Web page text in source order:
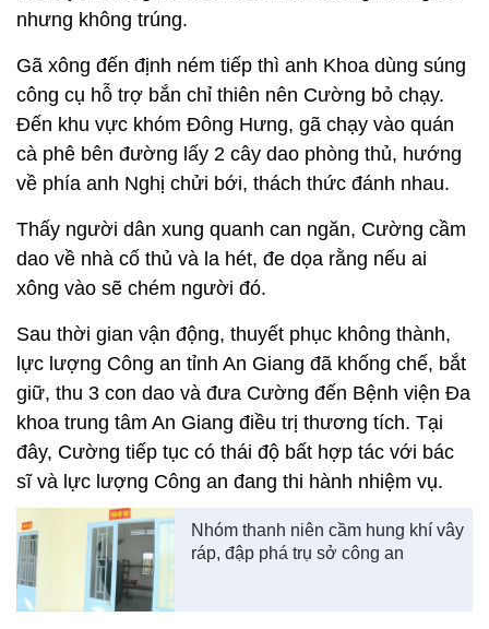
nhưng không trúng.
Gã xông đến định ném tiếp thì anh Khoa dùng súng
công cụ hỗ trợ bắn chỉ thiên nên Cường bỏ chạy.
Đến khu vực khóm Đông Hưng, gã chạy vào quán
cà phê bên đường lấy 2 cây dao phòng thủ, hướng
về phía anh Nghị chửi bới, thách thức đánh nhau.
Thấy người dân xung quanh can ngăn, Cường cầm
dao về nhà cố thủ và la hét, đe dọa rằng nếu ai
xông vào sẽ chém người đó.
Sau thời gian vận động, thuyết phục không thành,
lực lượng Công an tỉnh An Giang đã khống chế, bắt
giữ, thu 3 con dao và đưa Cường đến Bệnh viện Đa
khoa trung tâm An Giang điều trị thương tích. Tại
đây, Cường tiếp tục có thái độ bất hợp tác với bác
sĩ và lực lượng Công an đang thi hành nhiệm vụ.
Nhóm thanh niên cầm hung khí vây
ráp, đập phá trụ sở công an